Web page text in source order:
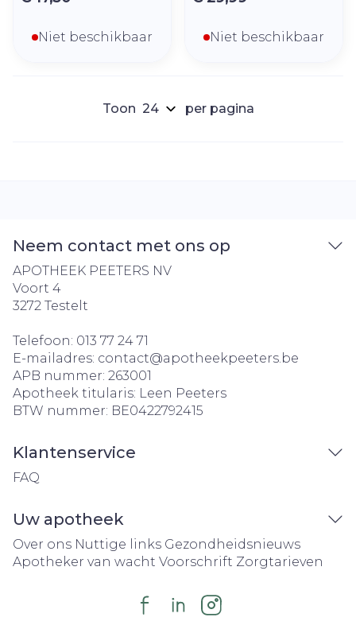
Niet beschikbaar Niet beschikbaar
Toon per pagina
Neem contact met ons op
APOTHEEK PEETERS NV
Voort 4
3272 Testelt
Telefoon: 013 77 24 71
E-mailadres: contact@apotheekpeeters.be
APB nummer: 263001
Apotheek titularis: Leen Peeters
BTW nummer: BE0422792415
Klantenservice
FAQ
Uw apotheek
Over ons Nuttige links Gezondheidsnieuws
Apotheker van wacht Voorschrift Zorgtarieven